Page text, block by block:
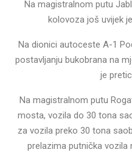
Na magistralnom putu
kolovoza još uvijek
Na dionici autoceste A-1
postavljanju bukobrana na
je
Na magistralnom putu
mosta, vozila do 30 tona
za vozila preko 30 tona
prelazima putnička vozila